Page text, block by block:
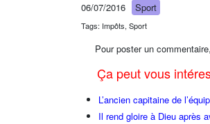
06/07/2016 Sport
Tags: Impôts, Sport
Pour poster un
Ça peut vous
L’ancien capitaine de
Il rend gloire à Dieu après